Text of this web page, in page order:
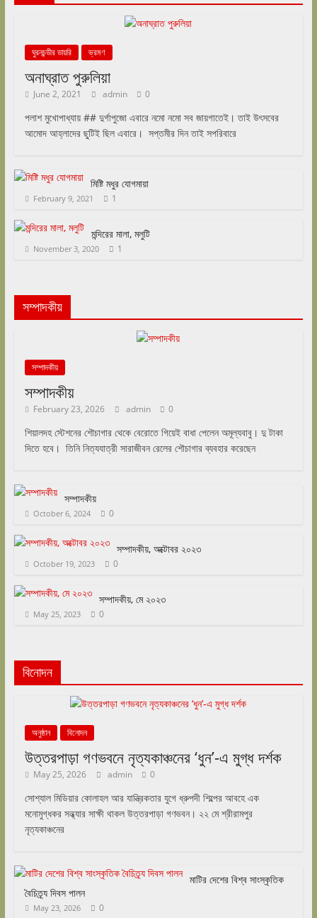
ঘুরনচন্ডীর ডায়রি ভ্রমণ
অনাঘ্রাত পুরুলিয়া
June 2, 2021 admin 0
পলাশ মুখোপাধ্যায় ## দুর্গাপুজো এবারে নমো নমো সব জায়গাতেই। তাই উৎসবের
আমোদ আহ্লাদের ছুটিই ছিল এবারে। সপ্তমীর দিন তাই সপরিবারে
মিষ্টি মধুর যোগমায়া
February 9, 2021 1
মন্দিরের মালা, মলুটি
November 3, 2020 1
সম্পাদকীয়
সম্পাদকীয়
সম্পাদকীয়
February 23, 2026 admin 0
শিয়ালদহ স্টেশনের শৌচাগার থেকে বেরোতে গিয়েই বাধা পেলেন অমূল্যবাবু। দু টাকা
দিতে হবে। তিনি নিত্যযাত্রী সারাজীবন রেলের শৌচাগার ব্যবহার করেছেন
সম্পাদকীয়
October 6, 2024 0
সম্পাদকীয়, অক্টোবর ২০২৩
October 19, 2023 0
সম্পাদকীয়, মে ২০২৩
May 25, 2023 0
বিনোদন
অনুষ্ঠান বিনোদন
উত্তরপাড়া গণভবনে নৃত্যকাঞ্চনের ‘ধুন’-এ মুগ্ধ দর্শক
May 25, 2026 admin 0
সোশ্যাল মিডিয়ার কোলাহল আর যান্ত্রিকতার যুগে ধ্রুপদী শিল্পের আবহে এক
মনোমুগ্ধকর সন্ধ্যার সাক্ষী থাকল উত্তরপাড়া গণভবন। ২২ মে শ্রীরামপুর
নৃত্যকাঞ্চনের
মাটির দেশের বিশ্ব সাংস্কৃতিক
বৈচিত্র্য দিবস পালন
May 23, 2026 0